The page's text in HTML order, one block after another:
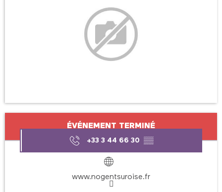
Ouverture et coordonnées
ÉVÉNEMENT TERMINÉ
+33 3 44 66 30 ▒▒
www.nogentsuroise.fr